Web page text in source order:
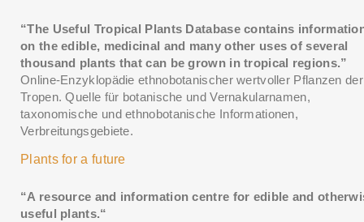
“The Useful Tropical Plants Database contains
on the edible, medicinal and many other uses of several
thousand plants that can be grown in tropical regions.”
Online-Enzyklopädie ethnobotanischer wertvoller Pflanzen der
Tropen. Quelle für botanische und Vernakularnamen,
taxonomische und ethnobotanische Informationen,
Verbreitungsgebiete.
Plants for a future
“A resource and information centre for edible and
useful plants.“